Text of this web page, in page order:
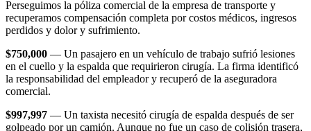
Perseguimos la póliza comercial de la empresa de transporte y
recuperamos compensación completa por costos médicos, ingresos
perdidos y dolor y sufrimiento.
$750,000 — Un pasajero en un vehículo de trabajo sufrió lesiones
en el cuello y la espalda que requirieron cirugía. La firma identificó
la responsabilidad del empleador y recuperó de la aseguradora
comercial.
$997,997 — Un taxista necesitó cirugía de espalda después de ser
golpeado por un camión. Aunque no fue un caso de colisión trasera,